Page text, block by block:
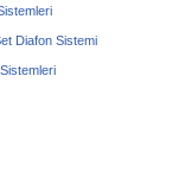
Diafon Sistemi